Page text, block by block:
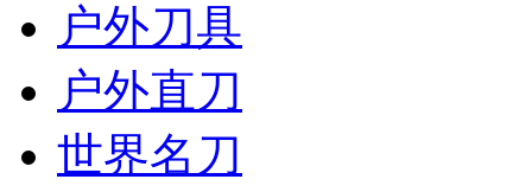
户外刀具
户外直刀
世界名刀